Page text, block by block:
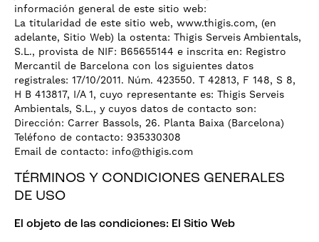
información general de este sitio web:
La titularidad de este sitio web, www.thigis.com, (en
adelante, Sitio Web) la ostenta: Thigis Serveis Ambientals,
S.L., provista de NIF: B65655144 e inscrita en: Registro
Mercantil de Barcelona con los siguientes datos
registrales: 17/10/2011. Núm. 423550. T 42813, F 148, S 8,
H B 413817, I/A 1, cuyo representante es: Thigis Serveis
Ambientals, S.L., y cuyos datos de contacto son:
Dirección: Carrer Bassols, 26. Planta Baixa (Barcelona)
Teléfono de contacto: 935330308
Email de contacto: info@thigis.com
TÉRMINOS Y CONDICIONES GENERALES
DE USO
El objeto de las condiciones: El Sitio Web